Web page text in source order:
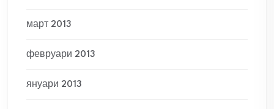
март 2013
февруари 2013
януари 2013